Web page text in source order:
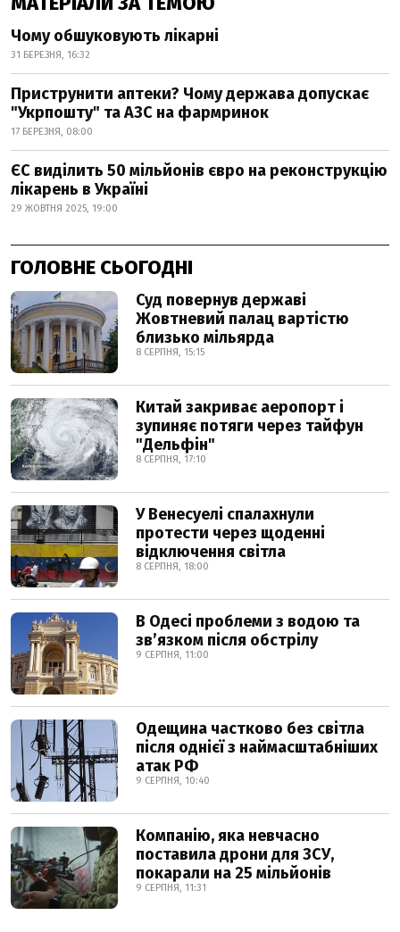
Чому обшуковують лікарні
31 БЕРЕЗНЯ, 16:32
Приструнити аптеки? Чому держава допускає
"Укрпошту" та АЗС на фармринок
17 БЕРЕЗНЯ, 08:00
ЄС виділить 50 мільйонів євро на реконструкцію
лікарень в Україні
29 ЖОВТНЯ 2025, 19:00
ГОЛОВНЕ СЬОГОДНІ
Суд повернув державі
Жовтневий палац вартістю
близько мільярда
8 СЕРПНЯ, 15:15
Китай закриває аеропорт і
зупиняє потяги через тайфун
"Дельфін"
8 СЕРПНЯ, 17:10
У Венесуелі спалахнули
протести через щоденні
відключення світла
8 СЕРПНЯ, 18:00
В Одесі проблеми з водою та
звʼязком після обстрілу
9 СЕРПНЯ, 11:00
Одещина частково без світла
після однієї з наймасштабніших
атак РФ
9 СЕРПНЯ, 10:40
Компанію, яка невчасно
поставила дрони для ЗСУ,
покарали на 25 мільйонів
9 СЕРПНЯ, 11:31